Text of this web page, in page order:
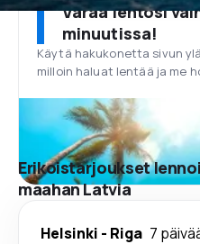
Varaa lentosi
minuutissa!
Käytä hakukonetta sivun
milloin haluat lentää ja me
Erikoistarjoukset
maahan Latvia
Helsinki - Riga 7